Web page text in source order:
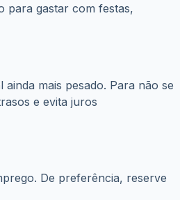
mais pesado. Para não se
e evita juros
De preferência, reserve